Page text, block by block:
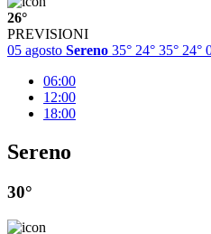
26°
PREVISIONI
05 agosto Sereno 35° 24° 35° 24°
06:00
12:00
18:00
Sereno
30°